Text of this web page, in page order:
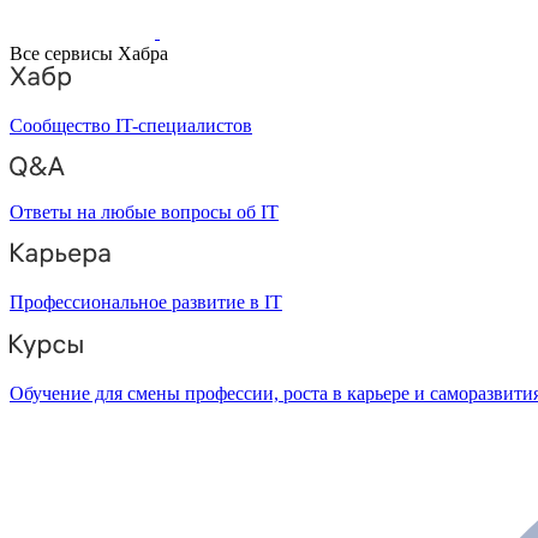
Все сервисы Хабра
Сообщество IT-специалистов
Ответы на любые вопросы об IT
Профессиональное развитие в IT
Обучение для смены профессии, роста в карьере и